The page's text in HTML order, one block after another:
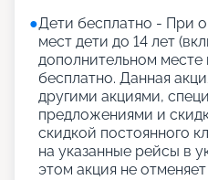
●Дети бесплатно - При
мест дети до 14 лет
дополнительном
бесплатно. Данная
другими акциями,
предложениями и
скидкой постоянного
на указанные рейсы в
этом акция не